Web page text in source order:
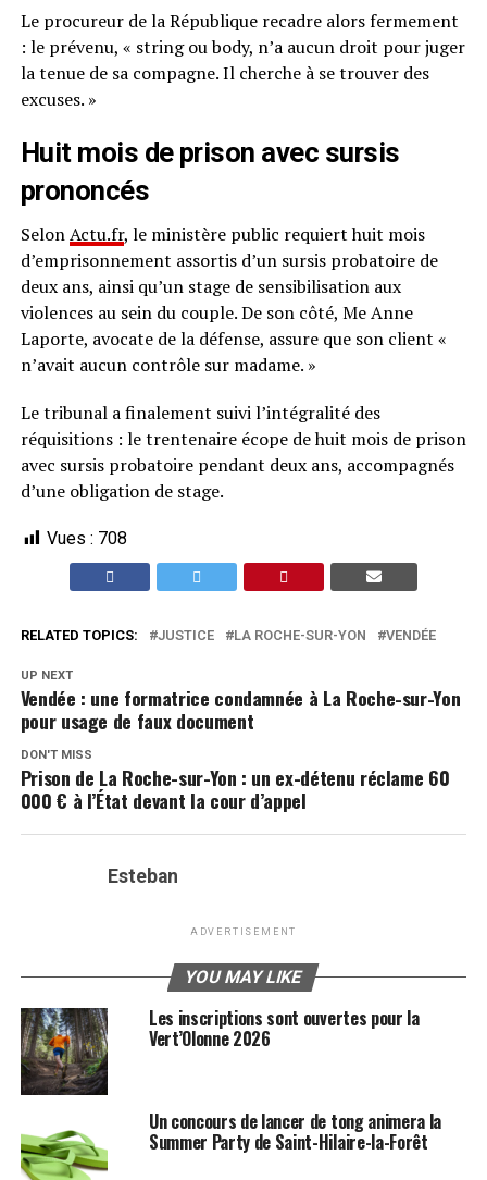
Le procureur de la République recadre alors fermement
: le prévenu, « string ou body, n’a aucun droit pour juger
la tenue de sa compagne. Il cherche à se trouver des
excuses. »
Huit mois de prison avec sursis
prononcés
SelonActu.fr, le ministère public requiert huit mois
d’emprisonnement assortis d’un sursis probatoire de
deux ans, ainsi qu’un stage de sensibilisation aux
violences au sein du couple. De son côté, Me Anne
Laporte, avocate de la défense, assure que son client «
n’avait aucun contrôle sur madame. »
Le tribunal a finalement suivi l’intégralité des
réquisitions : le trentenaire écope de huit mois de prison
avec sursis probatoire pendant deux ans, accompagnés
d’une obligation de stage.
Vues : 708
RELATED TOPICS: JUSTICE LA ROCHE-SUR-YON VENDÉE
UP NEXT
Vendée : une formatrice condamnée à La Roche-sur-Yon
pour usage de faux document
DON'T MISS
Prison de La Roche-sur-Yon : un ex-détenu réclame 60
000 € à l’État devant la cour d’appel
Esteban
ADVERTISEMENT
YOU MAY LIKE
Les inscriptions sont ouvertes pour la
Vert’Olonne 2026
Un concours de lancer de tong animera la
Summer Party de Saint-Hilaire-la-Forêt